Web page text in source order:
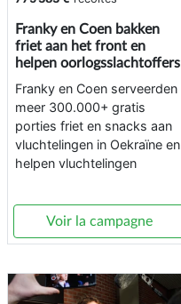
Franky en Coen bakken
friet aan het front en
helpen oorlogsslachtoffers
Franky en Coen serveerden
meer 300.000+ gratis
porties friet en snacks aan
vluchtelingen in Oekraïne en
helpen vluchtelingen
Voir la campagne